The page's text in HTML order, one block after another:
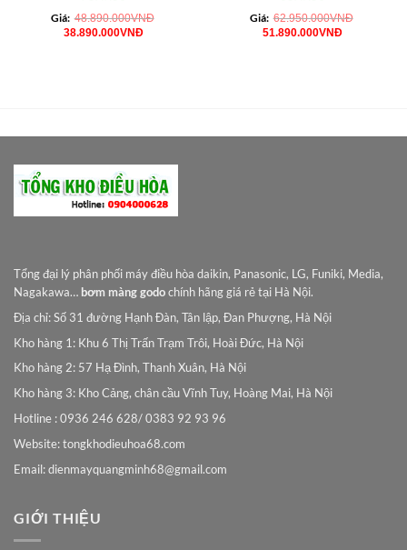
Giá: 48.890.000VNĐ
Giá
38.890.000VNĐGiá
Giá: 62.950.000VNĐ
Giá
51.890.000VNĐGiá
Tổng đại lý phân phối máy điều hòa daikin, Panasonic, LG, Funiki, Media,
Nagakawa… bơm màng godochính hãng giá rẻ tại Hà Nội.
Địa chỉ: Số 31 đường Hạnh Đàn, Tân lập, Đan Phượng, Hà Nội
Kho hàng 1: Khu 6 Thị Trấn Trạm Trôi, Hoài Đức, Hà Nội
Kho hàng 2: 57 Hạ Đình, Thanh Xuân, Hà Nội
Kho hàng 3: Kho Cảng, chân cầu Vĩnh Tuy, Hoàng Mai, Hà Nội
Hotline : 0936 246 628/ 0383 92 93 96
Website: tongkhodieuhoa68.com
Email:dienmayquangminh68@gmail.com
GIỚI THIỆU